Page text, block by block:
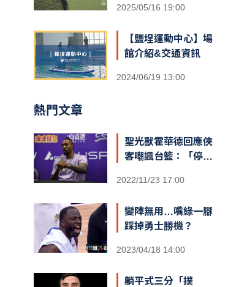
2025/05/16 19:00
【鹽埕運動中心】場
館介紹&交通資訊
2024/06/19 13:00
熱門文章
聖光獸霍華德回應俠
客嘲諷台籃：「停止
球迷和隊友，台灣給
2022/11/23 17:00
變陣無用…嘴綠一腳
踩掉勇士勝機？
2023/04/18 14:00
躺平式三分「撲